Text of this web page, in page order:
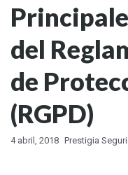
del
de
(RGPD)
4 abril, 2018 Prestigia